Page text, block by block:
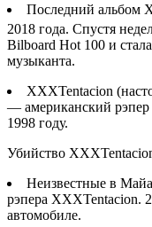
Последний альбом
2018 года. Спустя
Bilboard Hot 100 и
музыканта.
XXXTentacion
— американский рэпер
1998 году.
Убийство
Неизвестные в
рэпера XXXTentacion.
автомобиле.